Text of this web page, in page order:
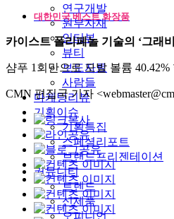
연구개발
원부자재
인터뷰
뷰티
보도자료
사람들
마케팅리뷰
기획이슈
기획특집
스페셜리포트
브랜드프리젠테이션
커뮤니티
트렌드
신제품
오피니언
대한민국 베스트 화장품
카이스트 폴리페놀 기술의 ‘그래
샴푸 1회만으로 모발 볼륨
CMN 편집국 기자